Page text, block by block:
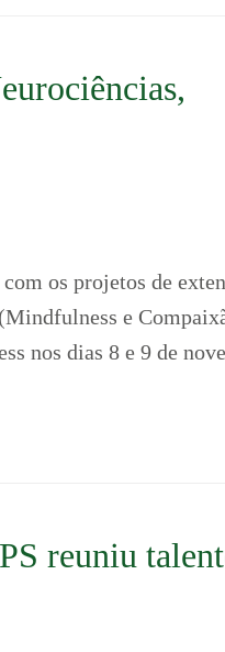
os projetos de
e
nos dias 8 e 9 de
reuniu